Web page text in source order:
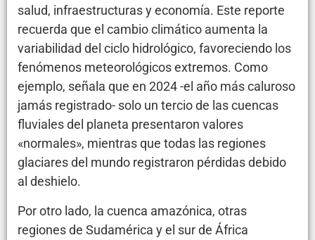
salud, infraestructuras y economía. Este reporte
recuerda que el cambio climático aumenta la
variabilidad del ciclo hidrológico, favoreciendo los
fenómenos meteorológicos extremos. Como
ejemplo, señala que en 2024 -el año más caluroso
jamás registrado- solo un tercio de las cuencas
fluviales del planeta presentaron valores
«normales», mientras que todas las regiones
glaciares del mundo registraron pérdidas debido
al deshielo.
Por otro lado, la cuenca amazónica, otras
regiones de Sudamérica y el sur de África